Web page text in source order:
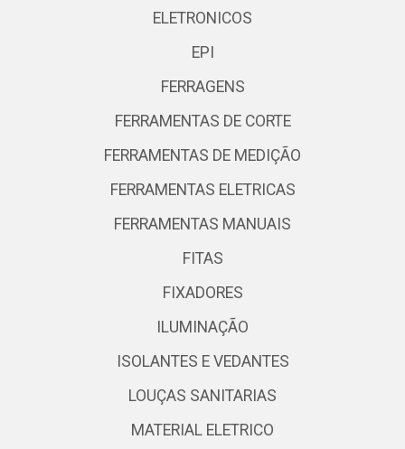
ELETRONICOS
EPI
FERRAGENS
FERRAMENTAS DE CORTE
FERRAMENTAS DE MEDIÇÃO
FERRAMENTAS ELETRICAS
FERRAMENTAS MANUAIS
FITAS
FIXADORES
ILUMINAÇÃO
ISOLANTES E VEDANTES
LOUÇAS SANITARIAS
MATERIAL ELETRICO